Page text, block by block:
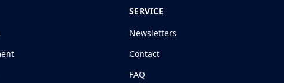
SERVICE
Newsletters
Contact
FAQ